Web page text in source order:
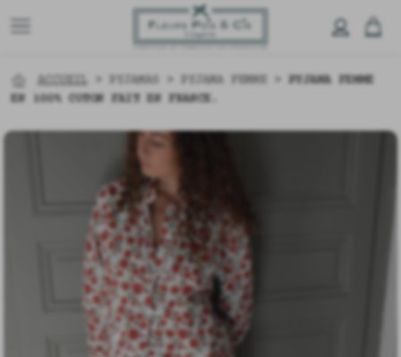
ACCUEIL > PYJAMAS > PYJAMA FEMME >
PYJAMA FEMME
EN 100% COTON FAIT EN FRANCE.